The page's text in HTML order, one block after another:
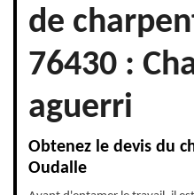
de
76430 :
aguerri
Obtenez le devis du
Oudalle